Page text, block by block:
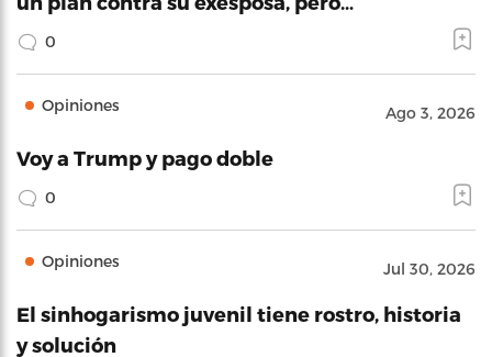
0
Opiniones Ago 3, 2026
Voy a Trump y pago doble
0
Opiniones Jul 30, 2026
El sinhogarismo juvenil tiene rostro, historia
y solución